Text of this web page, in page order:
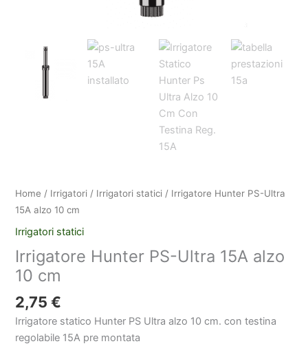
Home / Irrigatori / Irrigatori statici / Irrigatore Hunter PS-Ultra
15A alzo 10 cm
Irrigatori statici
Irrigatore Hunter PS-Ultra 15A alzo
10 cm
2,75€
Irrigatore statico Hunter PS Ultra alzo 10 cm. con testina
regolabile 15A pre montata